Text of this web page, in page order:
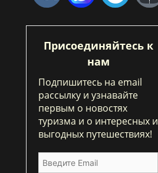
Присоединяйтесь к
нам
Подпишитесь на email
рассылку и узнавайте
первым о новостях
туризма и о интересных и
выгодных путешествиях!